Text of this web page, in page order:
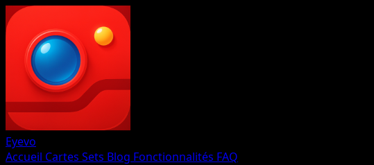
Eyevo
Accueil Cartes Sets Blog Fonctionnalités FAQ